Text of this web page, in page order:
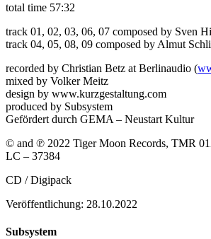
total time 57:32
track 01, 02, 03, 06, 07 composed by Sven
track 04, 05, 08, 09 composed by Almut
recorded by Christian Betz at Berlinaudio (
mixed by Volker Meitz
design by www.kurzgestaltung.com
produced by Subsystem
Gefördert durch GEMA – Neustart Kultur
© and ℗ 2022 Tiger Moon Records, TMR
LC – 37384
CD / Digipack
Veröffentlichung: 28.10.2022
Subsystem